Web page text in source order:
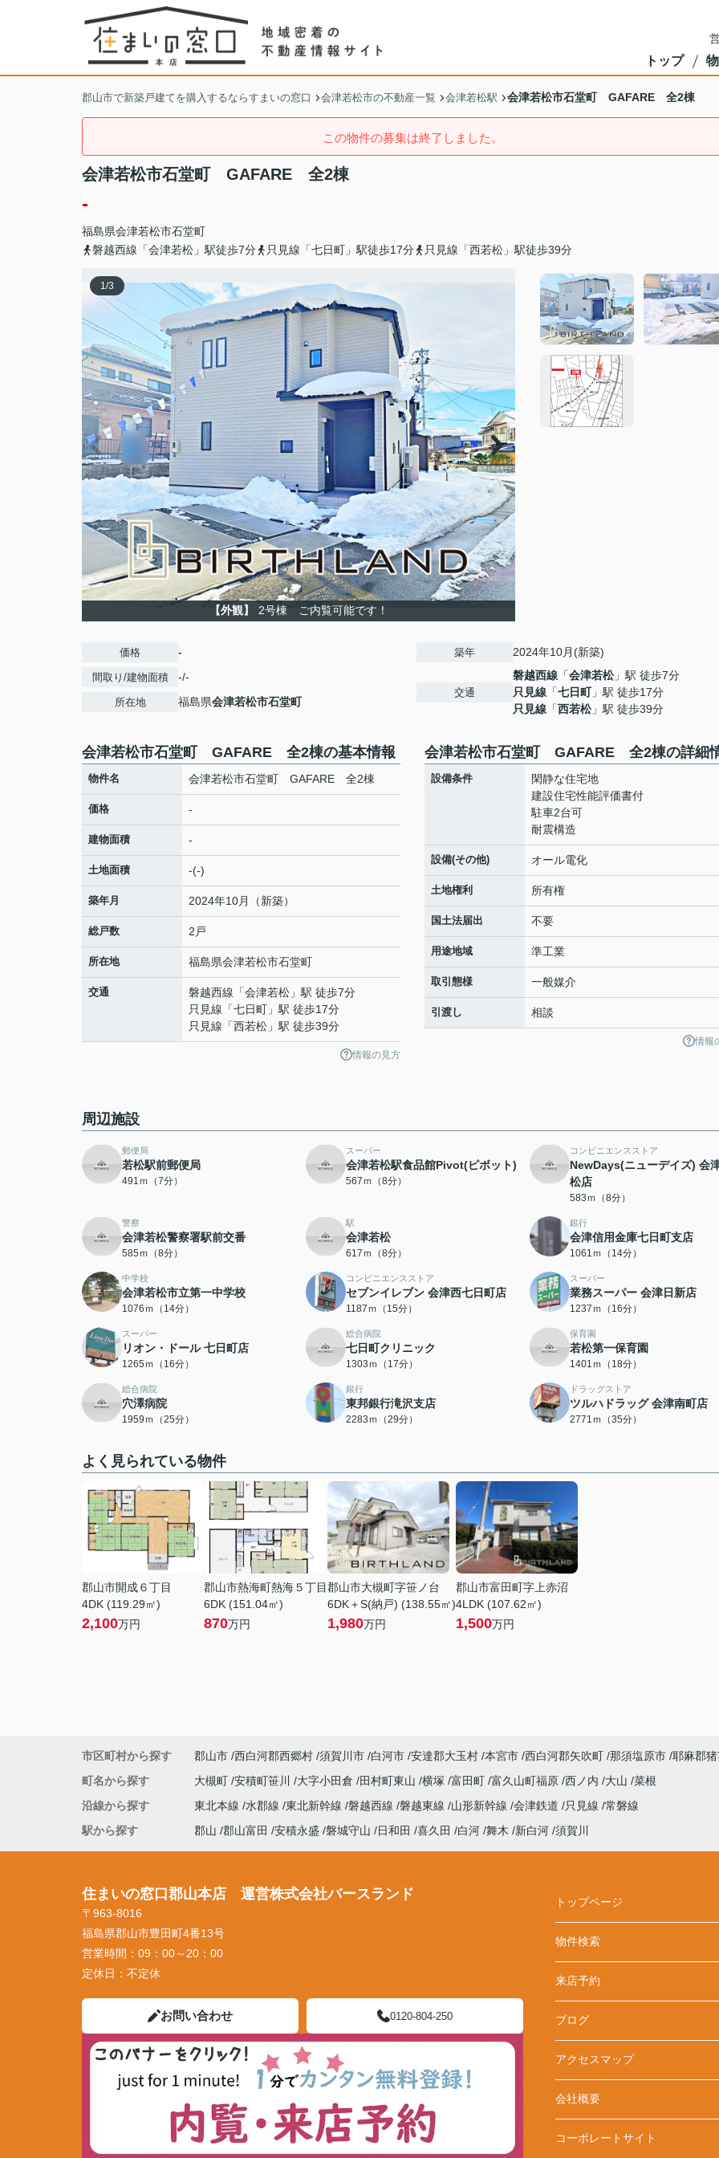
トップ
郡山市で新築戸建てを購入するならすまいの窓口 会津若松市の不動産一覧 会津若松駅 会津若松市石堂町 GAFARE 全2棟
この物件の募集は終了しました。
会津若松市石堂町 GAFARE 全2棟
-
福島県会津若松市石堂町
磐越西線「会津若松」駅徒歩7分
只見線「七日町」駅徒歩17分 只見線「西若松」駅徒歩39分
1/3
【外観】 2号棟 ご内覧可能です！
価格 -
間取り/建物面積 -/-
所在地 福島県会津若松市石堂町
築年 2024年10月(新築)
交通
磐越西線 「会津若松」駅 徒歩7分
只見線 「七日町」駅 徒歩17分
只見線 「西若松」駅 徒歩39分
会津若松市石堂町 GAFARE 全2棟の基本情報
物件名 会津若松市石堂町 GAFARE 全2棟
価格 -
建物面積 -
土地面積 -(-)
築年月 2024年10月（新築）
総戸数 2戸
所在地 福島県会津若松市石堂町
交通 磐越西線 「会津若松 」駅 徒歩7分
只見線 「七日町 」駅 徒歩17分
只見線 「西若松 」駅 徒歩39分
情報の見方
会津若松市石堂町 GAFARE 全2棟の詳細
設備条件
閑静な住宅地
建設住宅性能評価書付
駐車2台可
耐震構造
設備(その他) オール電化
土地権利 所有権
国土法届出 不要
用途地域 準工業
取引態様 一般媒介
引渡し 相談
情報
周辺施設
郵便局
若松駅前郵便局
491ｍ（7分）
スーパー
会津若松駅食品館Pivot(ピボット)
567ｍ（8分）
コンビニエンスストア
NewDays(ニューデイズ) 会
松店
583ｍ（8分）
警察
会津若松警察署駅前交番
585ｍ（8分）
駅
会津若松
617ｍ（8分）
銀行
会津信用金庫七日町支店
1061ｍ（14分）
中学校
会津若松市立第一中学校
1076ｍ（14分）
コンビニエンスストア
セブンイレブン 会津西七日町店
1187ｍ（15分）
スーパー
業務スーパー 会津日新店
1237ｍ（16分）
スーパー
リオン・ドール 七日町店
1265ｍ（16分）
総合病院
七日町クリニック
1303ｍ（17分）
保育園
若松第一保育園
1401ｍ（18分）
総合病院
穴澤病院
1959ｍ（25分）
銀行
東邦銀行滝沢支店
2283ｍ（29分）
ドラッグストア
ツルハドラッグ 会津南町店
2771ｍ（35分）
よく見られている物件
郡山市開成６丁目
4DK (119.29㎡)
2,100万円
郡山市熱海町熱海５丁目
6DK (151.04㎡)
870万円
郡山市大槻町字笹ノ台
6DK＋S(納戸) (138.55㎡)
1,980万円
郡山市富田町字上赤沼
4LDK (107.62㎡)
1,500万円
市区町村から探す 郡山市 西白河郡西郷村 須賀川市 白河市 安達郡大玉村 本宮市 西白河郡矢吹町 那須塩原市 耶麻郡
町名から探す
大槻町 安積町笹川 大字小田倉 田村町東山 横塚 富田町 富久山町福原 西ノ内 大山 菜根
沿線から探す
東北本線 水郡線 東北新幹線 磐越西線 磐越東線 山形新幹線 会津鉄道 只見線 常磐線
駅から探す
郡山 郡山富田 安積永盛 磐城守山 日和田 喜久田 白河 舞木 新白河 須賀川
住まいの窓口郡山本店 運営株式会社バースランド
〒963-8016
福島県郡山市豊田町4番13号
営業時間： 09：00～20：00
定休日： 不定休
お問い合わせ 0120-804-250
トップページ
物件検索
来店予約
ブログ
アクセスマップ
会社概要
コーポレートサイト